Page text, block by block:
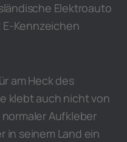
Elektroauto
Kennzeichen
am Heck des
klebt auch nicht von
Aufkleber
in seinem Land ein